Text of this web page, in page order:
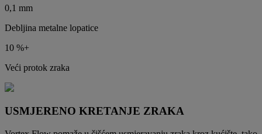
0,1 mm
Debljina metalne lopatice
10 %+
Veći protok zraka
USMJERENO KRETANJE ZRAKA